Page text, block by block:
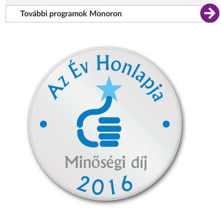
További programok Monoron